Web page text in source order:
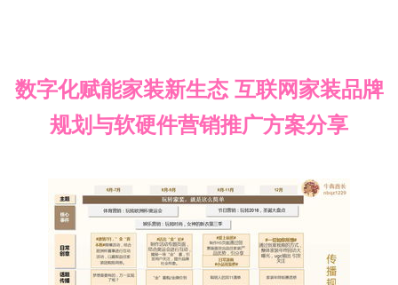
数字化赋能家装新生态 互联网家装品牌
规划与软硬件营销推广方案分享